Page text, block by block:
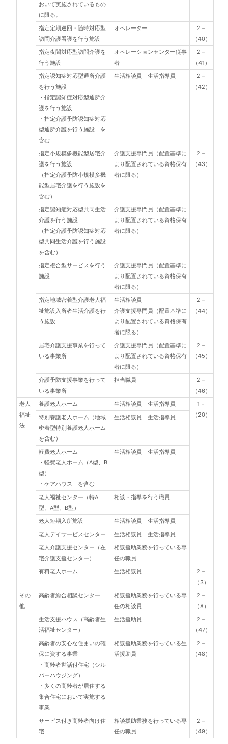
おいて実施されているもの
に限る。
指定定期巡回・随時対応型
訪問介護看護を行う施設
オペレーター
2－
（40）
指定夜間対応型訪問介護を
行う施設
オペレーションセンター従事
者
2－
（41）
指定認知症対応型通所介護
を行う施設
・指定認知症対応型通所介
護を行う施設
・指定介護予防認知症対応
型通所介護を行う施設 を
含む
生活相談員 生活指導員
2－
（42）
指定小規模多機能型居宅介
護を行う施設
（指定介護予防小規模多機
能型居宅介護を行う施設を
含む）
介護支援専門員（配置基準に
より配置されている資格保有
者に限る）
2－
（43）
指定認知症対応型共同生活
介護を行う施設
（指定介護予防認知症対応
型共同生活介護を行う施設
を含む）
介護支援専門員（配置基準に
より配置されている資格保有
者に限る）
指定複合型サービスを行う
施設
介護支援専門員（配置基準に
より配置されている資格保有
者に限る）
指定地域密着型介護老人福
祉施設入所者生活介護を行
う施設
生活相談員
介護支援専門員（配置基準に
より配置されている資格保有
者に限る）
2－
（44）
居宅介護支援事業を行って
いる事業所
介護支援専門員（配置基準に
より配置されている資格保有
者に限る）
2－
（45）
介護予防支援事業を行って
いる事業所
担当職員
2－
（46）
老人
福祉
法
養護老人ホーム 生活相談員 生活指導員
1－
（20）
特別養護老人ホーム（地域
密着型特別養護老人ホーム
を含む）
生活相談員 生活指導員
軽費老人ホーム
・軽費老人ホーム（A型、B
型）
・ケアハウス を含む
生活相談員 生活指導員
老人福祉センター（特A
型、A型、B型）
相談・指導を行う職員
老人短期入所施設
生活相談員 生活指導員
老人デイサービスセンター
生活相談員 生活指導員
老人介護支援センター（在
宅介護支援センター）
相談援助業務を行っている専
任の職員
有料老人ホーム
生活相談員
2－
（3）
その
他
高齢者総合相談センター
相談援助業務を行っている専
任の相談員
2－
（8）
生活支援ハウス（高齢者生
活福祉センター）
生活援助員
2－
（47）
高齢者の安心な住まいの確
保に資する事業
・高齢者世話付住宅（シル
バーハウジング）
・多くの高齢者が居住する
集合住宅において実施する
事業
相談援助業務を行っている生
活援助員
2－
（48）
サービス付き高齢者向け住
宅
相談援助業務を行っている専
任の職員
2－
（49）